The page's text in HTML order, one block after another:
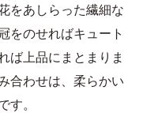
をあしらった繊細な
をのせればキュート
ば上品にまとまりま
合わせは、柔らかい
す。